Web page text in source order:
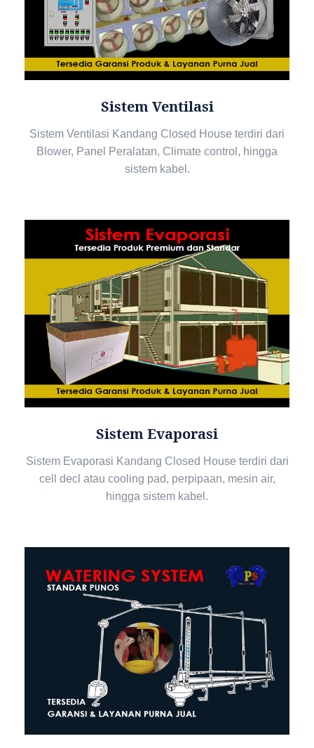
Sistem Ventilasi
Sistem Ventilasi Kandang Closed House terdiri dari
Blower, Panel Peralatan, Climate control, hingga
sistem kabel.
Sistem Evaporasi
Sistem Evaporasi Kandang Closed House terdiri dari
cell decl atau cooling pad, perpipaan, mesin air,
hingga sistem kabel.